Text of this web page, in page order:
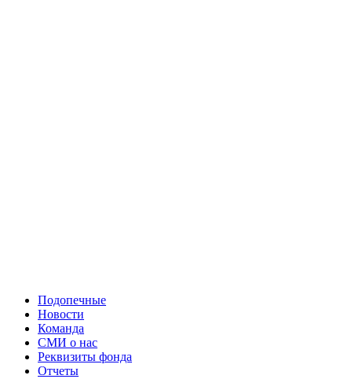
Подопечные
Новости
Команда
СМИ о нас
Реквизиты фонда
Отчеты